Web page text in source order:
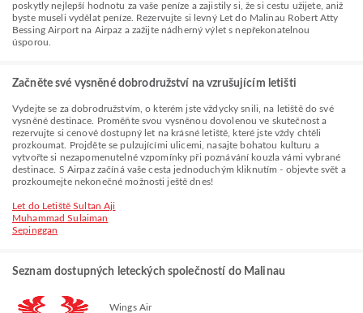
poskytly nejlepší hodnotu za vaše peníze a zajistily si, že si cestu užijete, aniž
byste museli vydělat peníze. Rezervujte si levný Let do Malinau Robert Atty
Bessing Airport na Airpaz a zažijte nádherný výlet s nepřekonatelnou
úsporou.
Začněte své vysněné dobrodružství na vzrušujícím letišti
Vydejte se za dobrodružstvím, o kterém jste vždycky snili, na letiště do své
vysněné destinace. Proměňte svou vysněnou dovolenou ve skutečnost a
rezervujte si cenově dostupný let na krásné letiště, které jste vždy chtěli
prozkoumat. Projděte se pulzujícími ulicemi, nasajte bohatou kulturu a
vytvořte si nezapomenutelné vzpomínky při poznávání kouzla vámi vybrané
destinace. S Airpaz začíná vaše cesta jednoduchým kliknutím - objevte svět a
prozkoumejte nekonečné možnosti ještě dnes!
Let do Letiště Sultan Aji
Muhammad Sulaiman
Sepinggan
Seznam dostupných leteckých společností do Malinau
Wings Air